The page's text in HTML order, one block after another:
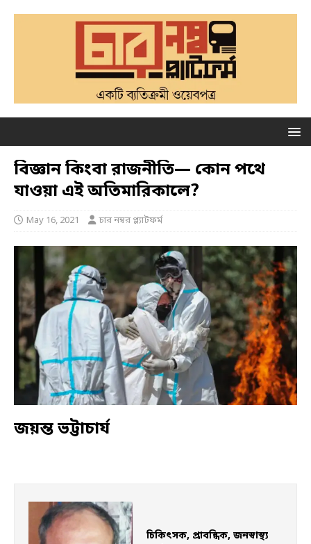
বিজ্ঞান কিংবা রাজনীতি— কোন পথে
যাওয়া এই অতিমারিকালে?
May 16, 2021 চার নম্বর প্ল্যাটফর্ম
জয়ন্ত ভট্টাচার্য
চিকিৎসক, প্রাবন্ধিক, জনস্বাস্থ্য